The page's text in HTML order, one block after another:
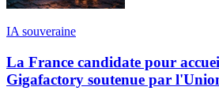
IA souveraine
La France candidate pour
Gigafactory soutenue par